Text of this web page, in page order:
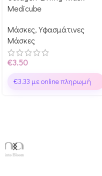
Glow Points!
Medicube
Μάσκες, Υφασμάτινες
Μάσκες
€3.50
€3.33 με online πληρωμή